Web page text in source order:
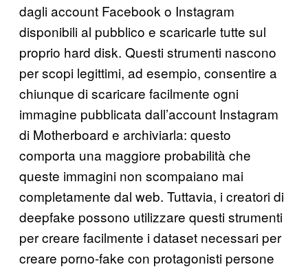
dagli account Facebook o Instagram
disponibili al pubblico e scaricarle tutte sul
proprio hard disk. Questi strumenti nascono
per scopi legittimi, ad esempio, consentire a
chiunque di scaricare facilmente ogni
immagine pubblicata dall’account Instagram
di Motherboard e archiviarla: questo
comporta una maggiore probabilità che
queste immagini non scompaiano mai
completamente dal web. Tuttavia, i creatori di
deepfake possono utilizzare questi strumenti
per creare facilmente i dataset necessari per
creare porno-fake con protagonisti persone